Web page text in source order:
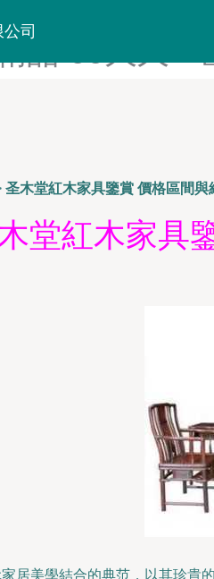
久丝袜腿交
司
圣木堂紅木家具鑒賞 價格區間與
堂紅木家具
居美學結合的典范，以其珍貴